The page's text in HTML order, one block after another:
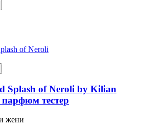
Splash of Neroli by Kilian
парфюм тестер
жени